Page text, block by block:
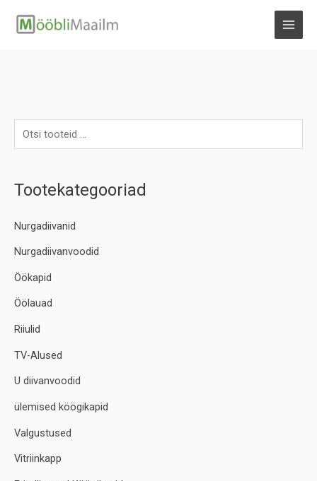
Tootekategooriad
Nurgadiivanid
Nurgadiivanvoodid
Öökapid
Öölauad
Riiulid
TV-Alused
U diivanvoodid
ülemised köögikapid
Valgustused
Vitriinkapp